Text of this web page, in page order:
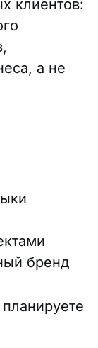
клиентов:
а не
бренд